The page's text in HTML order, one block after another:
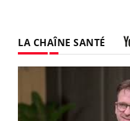
LA CHAÎNE SANTÉ